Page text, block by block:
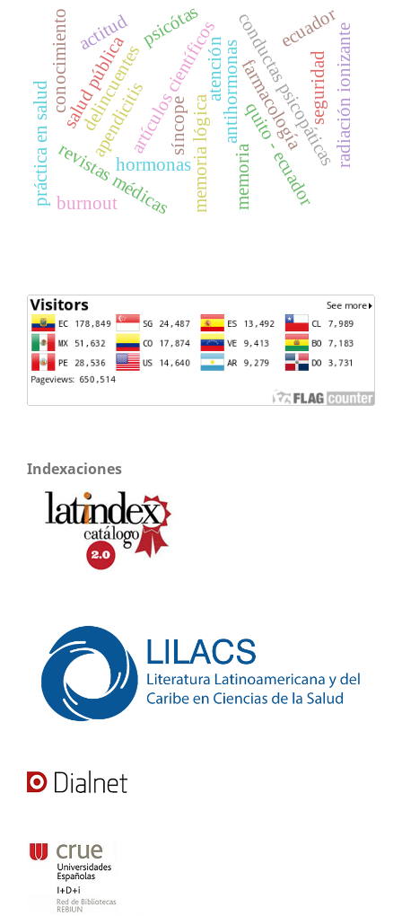
memoria lógica
antihormonas
hormonas
farmacología
revistas médicas
artículos científicos
apendicitis quito - ecuador
atención
memoria
conductas psicopáticas
delincuentes
psicótas radiación ionizante
síncope
seguridad
ecuador
salud pública
conocimiento actitud
burnout
práctica en salud
Indexaciones